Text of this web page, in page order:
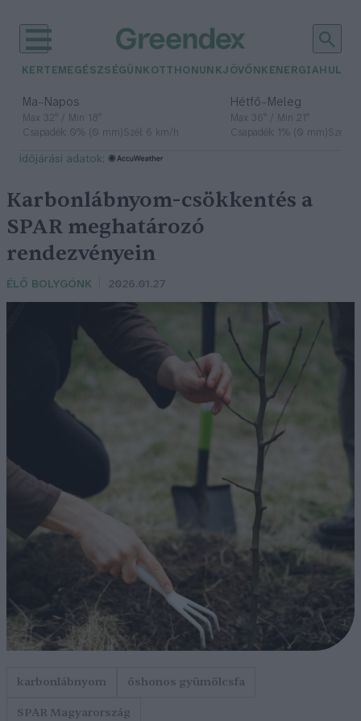
KERTEM EGÉSZSÉGÜNK OTTHONUNKJÖVŐNK ENERGIA
Ma– Napos
Max 32° / Min 18°
Csapadék: 0% (0 mm)Szél: 6 km/h
Hétfő– Meleg
Max 36° / Min 21°
Csapadék: 1% (0 mm)Szél: 7
időjárási adatok:
Karbonlábnyom-csökkentés a
SPAR meghatározó
rendezvényein
ÉLŐ BOLYGÓNK 2026.01.27
karbonlábnyom
őshonos gyümölcsfa
SPAR Magyarország